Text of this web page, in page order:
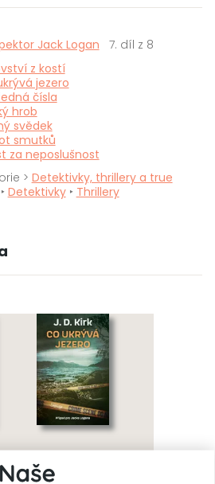
Jack Logan
7. díl z 8
z kostí
jezero
čísla
hrob
svědek
smutků
za neposlušnost
> Detektivky, thrillery a true
‣ Detektivky‣ Thrillery